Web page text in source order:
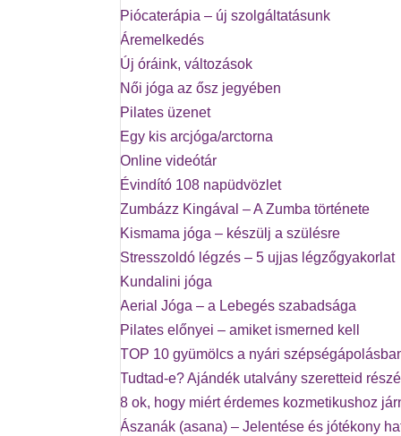
Piócaterápia – új szolgáltatásunk
Áremelkedés
Új óráink, változások
Női jóga az ősz jegyében
Pilates üzenet
Egy kis arcjóga/arctorna
Online videótár
Évindító 108 napüdvözlet
Zumbázz Kingával – A Zumba története
Kismama jóga – készülj a szülésre
Stresszoldó légzés – 5 ujjas légzőgyakorlat
Kundalini jóga
Aerial Jóga – a Lebegés szabadsága
Pilates előnyei – amiket ismerned kell
TOP 10 gyümölcs a nyári
Tudtad-e? Ajándék utalvány szeretteid
8 ok, hogy miért érdemes kozmetikushoz
Ászanák (asana) – Jelentése és jótékony